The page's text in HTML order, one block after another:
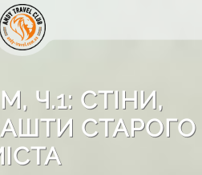
Ч.1: СТІНИ,
СТАРОГО